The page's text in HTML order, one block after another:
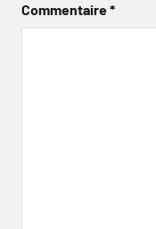
Commentaire*